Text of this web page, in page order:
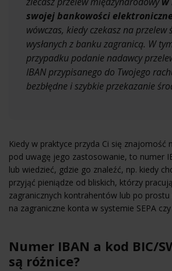
swojej bankowości
wówczas, kiedy czekasz na przelew
wysłanych z banku zagranicą. W
przypadku podanie nadawcy
IBAN przypisanego do Twojego
bezbłędne i szybkie przekazanie
Kiedy w praktyce przyda Ci się znajomość
pod uwagę jego zastosowanie, to numer
lub wiedzieć, gdzie go znaleźć, np. kiedy
przyjąć pieniądze od bliskich, którzy
zagranicznych kontrahentów lub po prostu
na zagraniczne konta w systemie SEPA czy
Numer IBAN a kod BIC/
są różnice?